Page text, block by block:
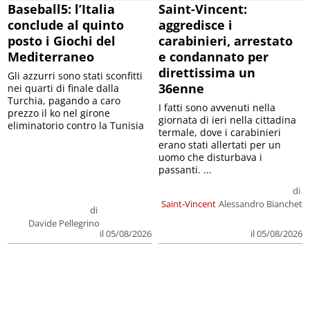
Baseball5: l’Italia
conclude al quinto
posto i Giochi del
Mediterraneo
di
Davide Pellegrino
il 05/08/2026
Gli azzurri sono stati sconfitti
nei quarti di finale dalla
Turchia, pagando a caro
prezzo il ko nel girone
eliminatorio contro la Tunisia
Saint-Vincent:
aggredisce i
carabinieri, arrestato
e condannato per
direttissima un
36enne
Saint-Vincent
di
Alessandro Bianchet
il 05/08/2026
I fatti sono avvenuti nella
giornata di ieri nella cittadina
termale, dove i carabinieri
erano stati allertati per un
uomo che disturbava i
passanti. ...